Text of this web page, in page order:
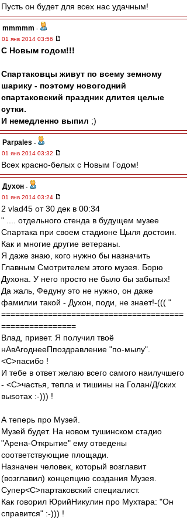
Пусть он будет для всех нас удачным!
mmmmm -
01 янв 2014 03:56
С Новым годом!!!
Спартаковцы живут по всему земному
шарику - поэтому новогодний
спартаковский праздник длится целые
сутки.
И немедленно выпил ;)
Parpales -
01 янв 2014 03:32
Всех красно-белых с Новым Годом!
Духон -
01 янв 2014 03:24
2 vlad45 от 30 дек в 00:34
" .... отдельного стенда в будущем музее
Спартака при своем стадионе Цыля достоин.
Как и многие другие ветераны.
Я даже знаю, кого нужно бы назначить
Главным Смотрителем этого музея. Борю
Духона. У него просто не было бы забытых!
Да жаль, Федуну это не нужно, он даже
фамилии такой - Духон, поди, не знает!-((( "
=======================================
================
Влад, привет. Я получил твоё
нАвАгоднееПпоздравление "по-мылу".
<C>пасибо !
И тебе в ответ желаю всего самого наилучшего
- <C>чаcтья, тепла и тишины на Голан/Д/ских
выsотах :-))) !
А теперь про Музей.
Музей будет. На новом тушинском стадио
"Арена-Открытие" ему отведены
соответствующие площади.
Назначен человек, который возглавит
(возглавил) концепцию создания Музея.
Супер<C>партаковский специалист.
Как говорил ЮрийНикулин про Мухтара: "Он
справится" :-))) !